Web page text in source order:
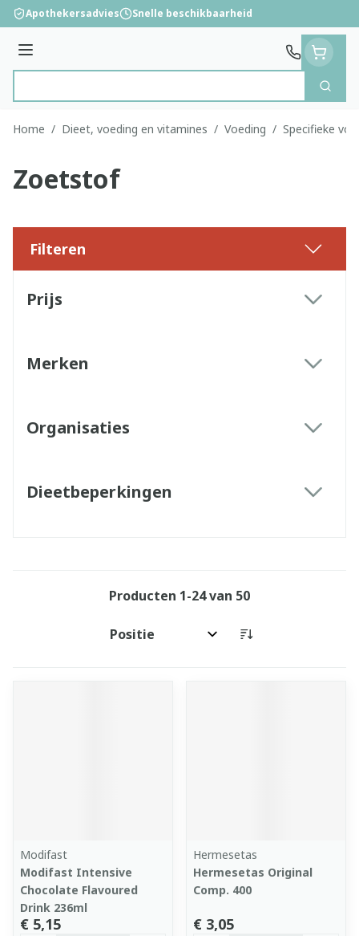
Ga naar de inhoud
Apothekersadvies Snelle beschikbaarheid
Menu
Zoek
Home / Dieet, voeding en vitamines / Voeding / Specifieke
Zoetstof
Filteren
Prijs
Merken
Organisaties
Dieetbeperkingen
Producten 1-24van 50
Sorteer op:
Modifast
Modifast Intensive
Chocolate Flavoured
Drink 236ml
€ 5,15
Hermesetas
Hermesetas Original
Comp. 400
€ 3,05